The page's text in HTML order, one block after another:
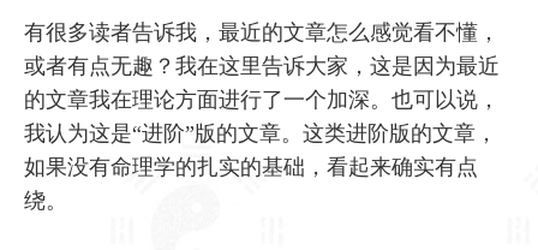
有很多读者告诉我，最近的文章怎么感觉看不懂，
或者有点无趣？我在这里告诉大家，这是因为最近
的文章我在理论方面进行了一个加深。也可以说，
我认为这是“进阶”版的文章。这类进阶版的文章，
如果没有命理学的扎实的基础，看起来确实有点
绕。